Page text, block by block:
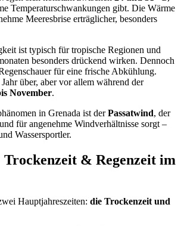
Temperaturschwankungen gibt. Die Wärme
Meeresbrise erträglicher, besonders
ist typisch für tropische Regionen und
besonders drückend wirken. Dennoch
für eine frische Abkühlung.
über, aber vor allem während der
November.
in Grenada ist derPassatwind, der
für angenehme Windverhältnisse sorgt –
Wassersportler.
Trockenzeit & Regenzeit im
Hauptjahreszeiten: die Trockenzeit und